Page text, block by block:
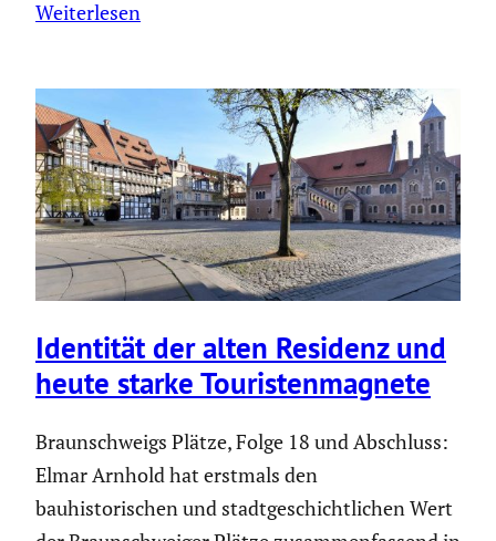
Weiterlesen
Identität der alten Residenz und
heute starke Touris­ten­ma­gnete
Braunschweigs Plätze, Folge 18 und Abschluss:
Elmar Arnhold hat erstmals den
bauhistorischen und stadtgeschichtlichen Wert